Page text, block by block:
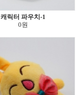
캐릭터 파우치-1
0원